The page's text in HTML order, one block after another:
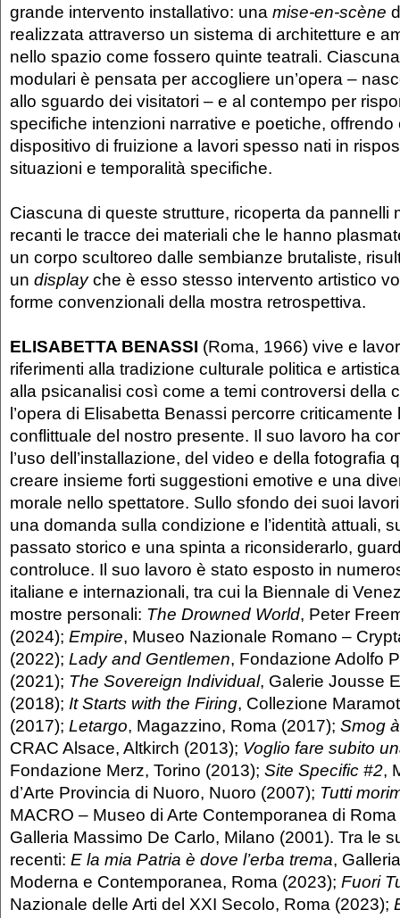
grande intervento installativo: una mise-en-scène
realizzata attraverso un sistema di architetture e
nello spazio come fossero quinte teatrali.
modulari è pensata per accogliere un’opera –
allo sguardo dei visitatori – e al contempo per
specifiche intenzioni narrative e poetiche,
dispositivo di fruizione a lavori spesso nati in
situazioni e temporalità specifiche.
Ciascuna di queste strutture, ricoperta da pannelli
recanti le tracce dei materiali che le hanno
un corpo scultoreo dalle sembianze brutaliste,
un displayche è esso stesso intervento artistico
forme convenzionali della mostra retrospettiva.
ELISABETTA BENASSI (Roma, 1966) vive e
riferimenti alla tradizione culturale politica e
alla psicanalisi così come a temi controversi della
l’opera di Elisabetta Benassi percorre criticamente
conflittuale del nostro presente. Il suo lavoro ha
l’uso dell’installazione, del video e della fotografia
creare insieme forti suggestioni emotive e una
morale nello spettatore. Sullo sfondo dei suoi
una domanda sulla condizione e l’identità attuali,
passato storico e una spinta a riconsiderarlo,
controluce. Il suo lavoro è stato esposto in
italiane e internazionali, tra cui la Biennale di
mostre personali: The Drowned World, Peter
(2024); Empire, Museo Nazionale Romano –
(2022); Lady and Gentlemen, Fondazione Adolfo
(2021); The Sovereign Individual, Galerie Jousse
(2018); It Starts with the Firing, Collezione
(2017); Letargo, Magazzino, Roma (2017); Smog
CRAC Alsace, Altkirch (2013); Voglio fare subito
Fondazione Merz, Torino (2013); Site Specific #2,
d’Arte Provincia di Nuoro, Nuoro (2007); Tutti
MACRO – Museo di Arte Contemporanea di
Galleria Massimo De Carlo, Milano (2001). Tra le
recenti: E la mia Patria è dove l’erba trema,
Moderna e Contemporanea, Roma (2023); Fuori
Nazionale delle Arti del XXI Secolo, Roma (2023);